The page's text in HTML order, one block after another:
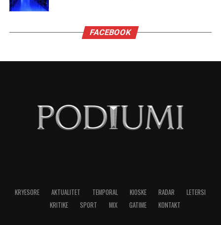
FACEBOOK
KRYESORE AKTUALITET TEMPORAL KIOSKE RADAR
LETERSI
KRITIKE
SPORT MIX GATIME KONTAKT